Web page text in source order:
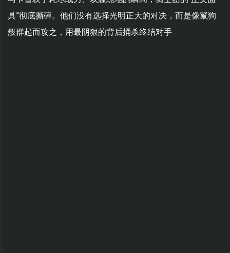
具”彻底撕碎。他们没有选择光明正大的对决，而是像鬣狗
般群起而攻之，用最阴狠的背后捅杀终结对手